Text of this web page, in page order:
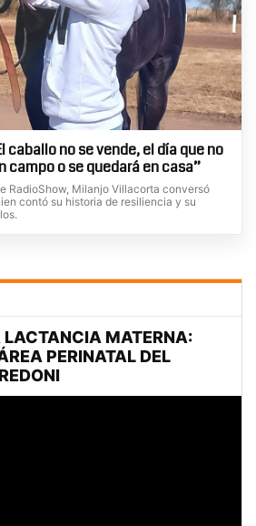
caballo no se vende, el día que no
campo o se quedará en casa”
RadioShow, Milanjo Villacorta conversó
contó su historia de resiliencia y su